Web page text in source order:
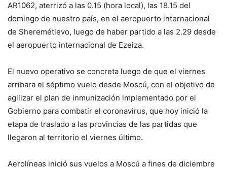
AR1062, aterrizó a las 0.15 (hora local), las 18.15 del
domingo de nuestro país, en el aeropuerto internacional
de Sheremétievo, luego de haber partido a las 2.29 desde
el aeropuerto internacional de Ezeiza.
El nuevo operativo se concreta luego de que el viernes
arribara el séptimo vuelo desde Moscú, con el objetivo de
agilizar el plan de inmunización implementado por el
Gobierno para combatir el coronavirus, que hoy inició la
etapa de traslado a las provincias de las partidas que
llegaron al territorio el viernes último.
Aerolíneas inició sus vuelos a Moscú a fines de diciembre